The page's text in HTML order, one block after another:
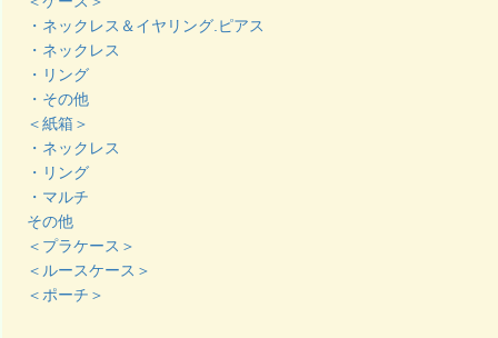
・ネックレス＆イヤリング.ピアス
・ネックレス
・リング
・その他
＜紙箱＞
・ネックレス
・リング
・マルチ
その他
＜プラケース＞
＜ルースケース＞
＜ポーチ＞